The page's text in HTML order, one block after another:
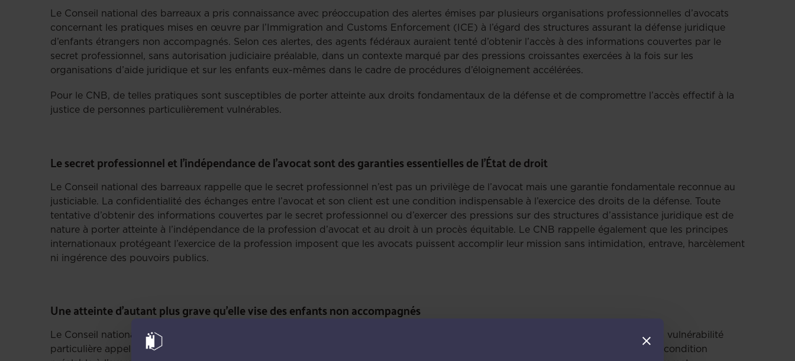
Le Conseil national des barreaux a pris connaissance avec préoccupation des alertes émises par plusieurs organisations professionnelles d’avocats
concernant les pratiques mises en œuvre par l’Immigration and Customs Enforcement (ICE) à l’égard des structures assurant la défense juridique
d’enfants étrangers non accompagnés. Selon ces alertes, des agents fédéraux auraient tenté d’obtenir l’accès à des informations couvertes par le
secret professionnel, sans autorisation judiciaire préalable, dans un contexte marqué par des pressions croissantes exercées à la fois sur les
organisations d’aide juridique et sur les enfants eux-mêmes dans le cadre de procédures d’éloignement accélérées.
Pour le CNB, de telles pratiques sont susceptibles de porter atteinte aux droits fondamentaux de la défense et de compromettre l’accès effectif à la
justice de personnes particulièrement vulnérables.
Le secret professionnel et l’indépendance de l’avocat sont des garanties essentielles de l’État de droit
Le Conseil national des barreaux rappelle que le secret professionnel n’est pas un privilège de l’avocat mais une garantie fondamentale reconnue au
justiciable. La confidentialité des échanges entre l’avocat et son client est une condition indispensable à l’exercice des droits de la défense. Toute
tentative d’obtenir des informations couvertes par le secret professionnel ou d’exercer des pressions sur des structures d’assistance juridique est de
nature à porter atteinte à l’indépendance de la profession d’avocat et au droit à un procès équitable. Le CNB rappelle également que les principes
internationaux protégeant l’exercice de la profession imposent que les avocats puissent accomplir leur mission sans intimidation, entrave, harcèlement
ni ingérence des pouvoirs publics.
Une atteinte d’autant plus grave qu’elle vise des enfants non accompagnés
Le Conseil national des barreaux souligne que les pratiques dénoncées concernent des enfants étrangers non accompagnés, dont la vulnérabilité
particulière appelle une protection renforcée. Pour ces enfants, l’accès à une assistance juridique indépendante constitue souvent la condition